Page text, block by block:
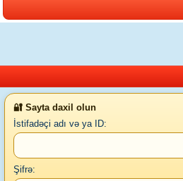
🔐 Sayta daxil olun
İstifadəçi adı və ya ID:
Şifrə: